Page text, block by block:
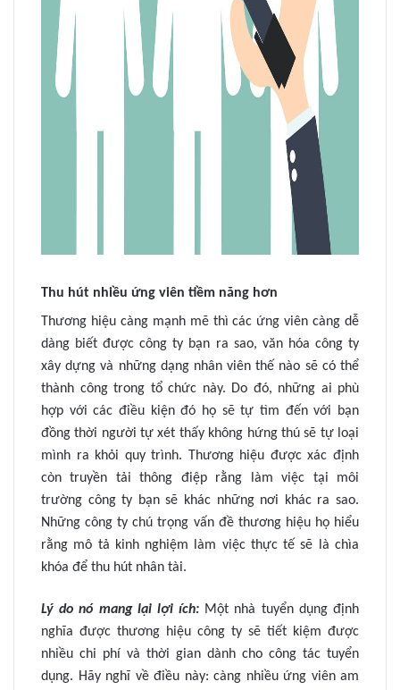
Thu hút nhiều ứng viên tiềm năng hơn
Thương hiệu càng mạnh mẽ thì các ứng viên càng dễ
dàng biết được công ty bạn ra sao, văn hóa công ty
xây dựng và những dạng nhân viên thế nào sẽ có thể
thành công trong tổ chức này. Do đó, những ai phù
hợp với các điều kiện đó họ sẽ tự tìm đến với bạn
đồng thời người tự xét thấy không hứng thú sẽ tự loại
mình ra khỏi quy trình. Thương hiệu được xác định
còn truyền tải thông điệp rằng làm việc tại môi
trường công ty bạn sẽ khác những nơi khác ra sao.
Những công ty chú trọng vấn đề thương hiệu họ hiểu
rằng mô tả kinh nghiệm làm việc thực tế sẽ là chìa
khóa để thu hút nhân tài.
Lý do nó mang lại lợi ích: Một nhà tuyển dụng định
nghĩa được thương hiệu công ty sẽ tiết kiệm được
nhiều chi phí và thời gian dành cho công tác tuyển
dụng. Hãy nghĩ về điều này: càng nhiều ứng viên am